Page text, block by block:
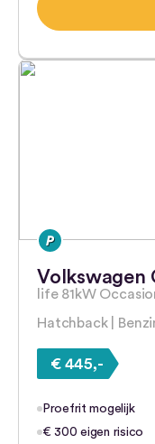
Volkswagen
life 81kW
Hatchback |
€ 445,-
Proefrit mogelijk
€ 300 eigen risico